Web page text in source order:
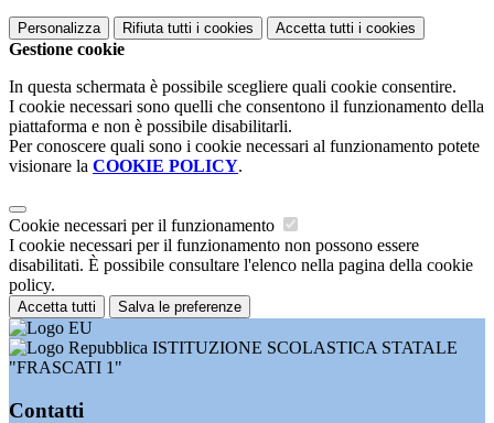
Personalizza Rifiuta tutti i cookies Accetta tutti i cookies
Gestione cookie
In questa schermata è possibile scegliere quali cookie consentire.
I cookie necessari sono quelli che consentono il funzionamento della
piattaforma e non è possibile disabilitarli.
Per conoscere quali sono i cookie necessari al funzionamento potete
visionare la COOKIE POLICY.
Cookie necessari per il funzionamento
I cookie necessari per il funzionamento non possono essere
disabilitati. È possibile consultare l'elenco nella pagina della cookie
policy.
Accetta tutti Salva le preferenze
ISTITUZIONE SCOLASTICA STATALE
"FRASCATI 1"
Contatti